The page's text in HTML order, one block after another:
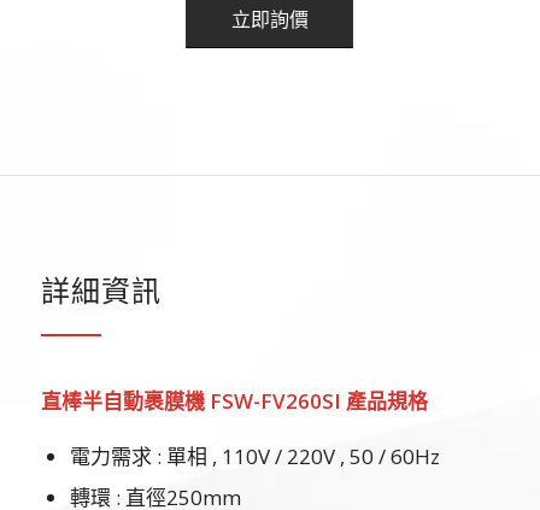
立即詢價
詳細資訊
直棒半自動裹膜機FSW-FV260SI 產品規格
電力需求 : 單相 , 110V / 220V , 50 / 60Hz
轉環 : 直徑250mm